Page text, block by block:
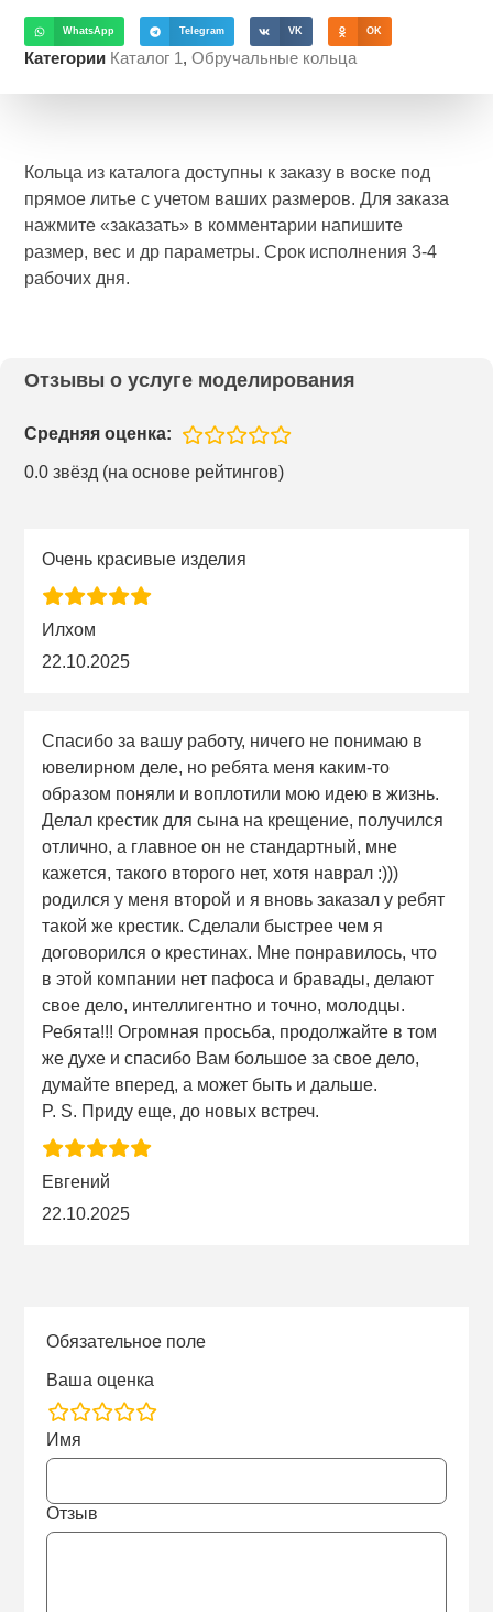
WhatsApp Telegram VK OK
Категории Каталог 1,Обручальные кольца
Кольца из каталога доступны к заказу в воске под
прямое литье с учетом ваших размеров. Для заказа
нажмите «заказать» в комментарии напишите
размер, вес и др параметры. Срок исполнения 3-4
рабочих дня.
Отзывы о услуге моделирования
Средняя оценка:
0.0 звёзд (на основе рейтингов)
Очень красивые изделия
Илхом
22.10.2025
Спасибо за вашу работу, ничего не понимаю в
ювелирном деле, но ребята меня каким-то
образом поняли и воплотили мою идею в жизнь.
Делал крестик для сына на крещение, получился
отлично, а главное он не стандартный, мне
кажется, такого второго нет, хотя наврал :)))
родился у меня второй и я вновь заказал у ребят
такой же крестик. Сделали быстрее чем я
договорился о крестинах. Мне понравилось, что
в этой компании нет пафоса и бравады, делают
свое дело, интеллигентно и точно, молодцы.
Ребята!!! Огромная просьба, продолжайте в том
же духе и спасибо Вам большое за свое дело,
думайте вперед, а может быть и дальше.
P. S. Приду еще, до новых встреч.
Евгений
22.10.2025
Обязательное поле
Ваша оценка
rating
fields
Имя
Отзыв